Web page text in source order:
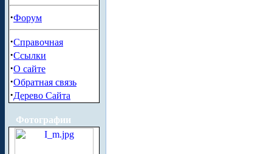
·Форум
·Справочная
·Ссылки
·О сайте
·Обратная связь
·Дерево Сайта
Фотографии